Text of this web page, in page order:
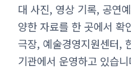
대 사진, 영상 기록, 공연
양한 자료를 한 곳에서 확
극장, 예술경영지원센터,
기관에서 운영하고 있습